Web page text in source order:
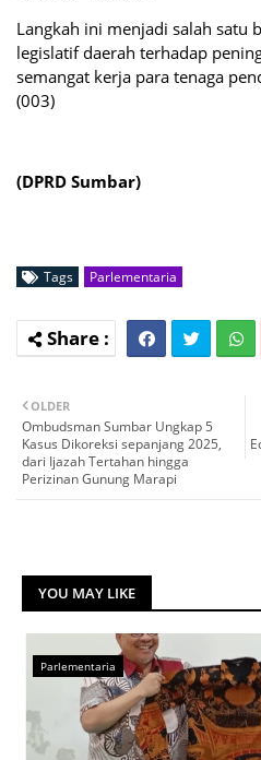
Langkah ini menjadi salah satu
legislatif daerah terhadap
semangat kerja para tenaga
(003)
(DPRD Sumbar)
Tags Parlementaria
OLDER
Ombudsman Sumbar Ungkap 5
Kasus Dikoreksi sepanjang 2025,
dari Ijazah Tertahan hingga
Perizinan Gunung Marapi
YOU MAY LIKE
Parlementaria